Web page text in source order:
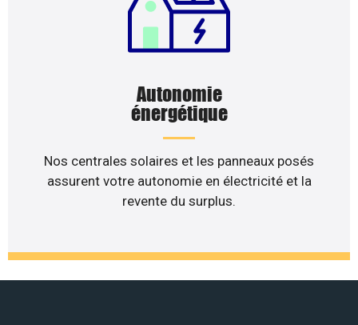
Autonomie
énergétique
Nos centrales solaires et les panneaux posés
assurent votre autonomie en électricité et la
revente du surplus.